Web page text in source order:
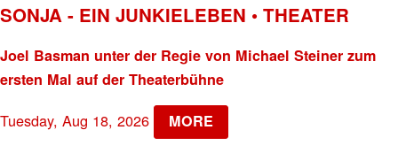
SONJA - EIN JUNKIELEBEN • THEATER
Joel Basman unter der Regie von Michael Steiner zum
ersten Mal auf der Theaterbühne
Tuesday, Aug 18, 2026 MORE